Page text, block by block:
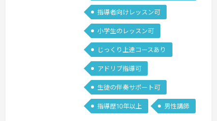
わずレッスン可能です。カラオケの点数
底上げも得意です。続きを見る »
指導者向けレッスン可
小学生のレッスン可
じっくり上達コースあり
アドリブ指導可
生徒の伴奏サポート可
指導歴10年以上 男性講師